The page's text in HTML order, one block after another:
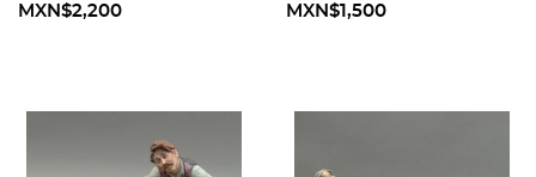
en relieve y esmalte
MXN$2,200
tipo terracota. 3
MXN$1,500